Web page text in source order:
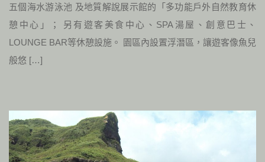
五個海水游泳池 及地質解說展示館的「多功能戶外自然教育休
憩中心」； 另有遊客美食中心、SPA湯屋、創意巴士、
LOUNGE BAR等休憩設施。 園區內設置浮潛區，讓遊客像魚兒
般悠 […]